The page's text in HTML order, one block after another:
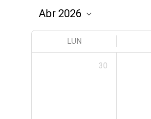
LUN
30